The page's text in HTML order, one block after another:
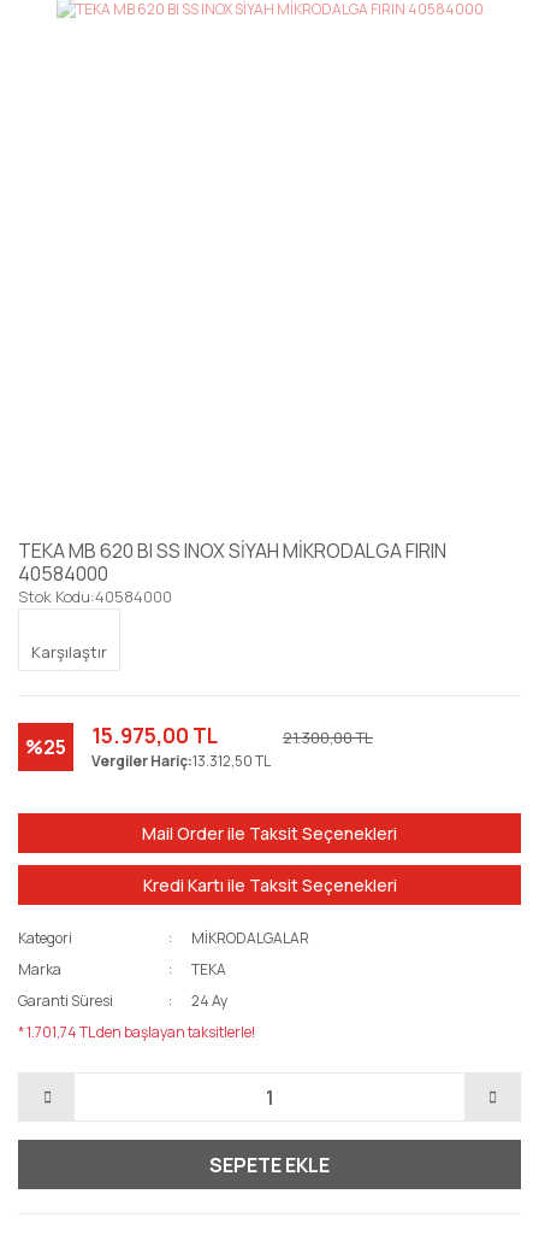
TEKA MB 620 BI SS INOX SİYAH MİKRODALGA FIRIN
40584000
Stok Kodu:40584000
Karşılaştır
%25 15.975,00 TL
Vergiler Hariç:13.312,50 TL
21.300,00 TL
Mail Order ile Taksit Seçenekleri
Kredi Kartı ile Taksit Seçenekleri
Kategori
MİKRODALGALAR
Marka
TEKA
Garanti Süresi
24 Ay
* 1.701,74 TL den başlayan taksitlerle!
SEPETE EKLE